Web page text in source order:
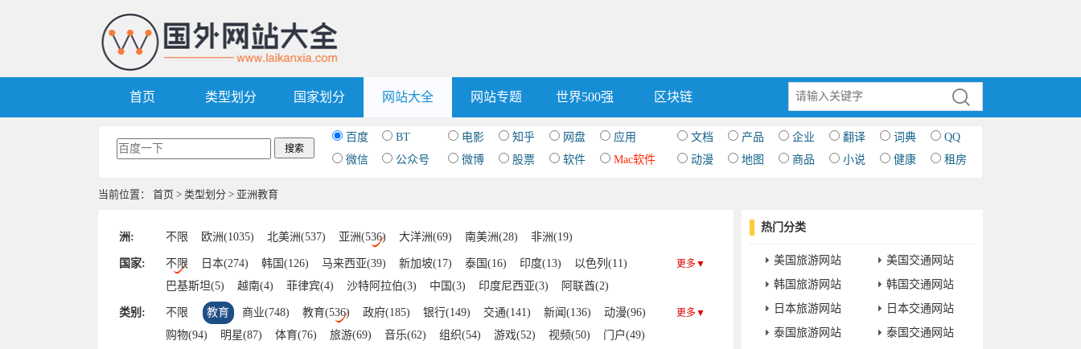
首页 类型划分 国家划分 网站大全 网站专题 世界500强 区块链
百度 BT 电影 知乎 网盘 应用 文档 产品 企业 翻译 词典
QQ
微信
公众号 微博 股票 软件 Mac软件 动漫 地图 商品 小说 健康 租房
当前位置： 首页 > 类型划分 > 亚洲教育
洲: 不限 欧洲(1035) 北美洲(537) 亚洲(536) 大洋洲(69) 南美洲(28) 非洲(19)
国家: 不限 日本(274) 韩国(126) 马来西亚(39) 新加坡(17) 泰国(16) 印度(13)
以色列(11)
巴基斯坦(5)
越南(4) 菲律宾(4) 沙特阿拉伯(3) 中国(3) 印度尼西亚(3)
阿联酋(2)
老挝(2)
孟加拉国(2) 柬埔寨(2) 缅甸(1) 伊拉克(1) 不丹(1) 文莱(1)
阿塞拜疆(1)
朝鲜(1)
伊朗(1) 哈萨克斯坦(1) 黎巴嫩(1) 尼泊尔(1)
更多▼
类别: 不限 教育 商业(748) 教育(536) 政府(185) 银行(149) 交通(141) 新闻(136)
动漫(96)
购物(94)
明星(87) 体育(76) 旅游(69) 音乐(62) 组织(54) 游戏(52) 视频(50)
门户(49)
更多▼
热门分类
美国旅游网站
美国交通网站
韩国旅游网站
韩国交通网站
日本旅游网站
日本交通网站
泰国旅游网站
泰国交通网站